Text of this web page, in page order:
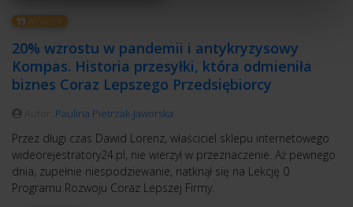
WYWIADY
20% wzrostu w pandemii i antykryzysowy
Kompas. Historia przesyłki, która odmieniła
biznes Coraz Lepszego Przedsiębiorcy
Paulina Pietrzak-Jaworska
Przez długi czas Dawid Lorenz, właściciel sklepu internetowego
wideorejestratory24.pl, nie wierzył w przeznaczenie. Aż pewnego
dnia, zupełnie niespodziewanie, natknął się na Lekcję 0
Programu Rozwoju Coraz Lepszej Firmy.